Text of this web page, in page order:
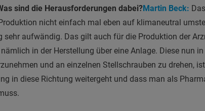
sind die Herausforderungen dabei?Martin Beck:
nicht einfach mal eben auf klimaneutral
sehr aufwändig. Das gilt auch für die Produktion der
in der Herstellung über eine Anlage. Diese nun
und an einzelnen Stellschrauben zu drehen,
in diese Richtung weitergeht und dass man als